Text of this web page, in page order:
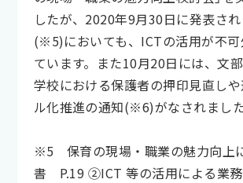
したが、2020年9月30日に発表さ
(※5)においても、ICTの活用が不
ています。また10月20日には、文
学校における保護者の押印見直し
ル化推進の通知(※6)がなされました
※5 保育の現場・職業の魅力向上
書 P.19 ②ICT 等の活用による業